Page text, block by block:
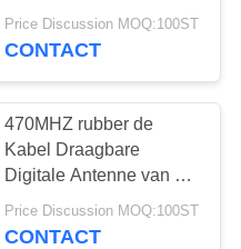
Openluchtantenne van
1800MHZ
Price Discussion MOQ:100ST
CONTACT
470MHZ rubber de
Kabel Draagbare
Digitale Antenne van 3M
van de Eendantenne
met de Mannelijke
Price Discussion MOQ:100ST
CONTACT